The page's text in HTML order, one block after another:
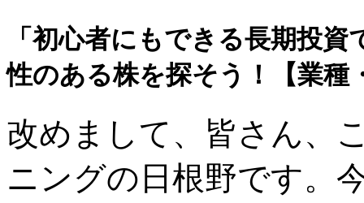
「初心者にもできる長期投
性のある株を探そう！【業
改めまして、皆さん、
ニングの日根野です。